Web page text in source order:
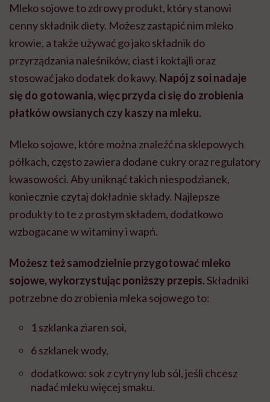
Mleko sojowe to zdrowy produkt, który stanowi
cenny składnik diety. Możesz zastąpić nim mleko
krowie, a także używać go jako składnik do
przyrządzania naleśników, ciast i koktajli oraz
stosować jako dodatek do kawy. Napój z soi nadaje
się do gotowania, więc przyda ci się do zrobienia
płatków owsianych czy kaszy na mleku.
Mleko sojowe, które można znaleźć na sklepowych
półkach, często zawiera dodane cukry oraz regulatory
kwasowości. Aby uniknąć takich niespodzianek,
koniecznie czytaj dokładnie składy. Najlepsze
produkty to te z prostym składem, dodatkowo
wzbogacane w witaminy i wapń.
Możesz też samodzielnie przygotować mleko
sojowe, wykorzystując poniższy przepis.Składniki
potrzebne do zrobienia mleka sojowego to:
1 szklanka ziaren soi,
6 szklanek wody,
dodatkowo: sok z cytryny lub sól, jeśli chcesz
nadać mleku więcej smaku.